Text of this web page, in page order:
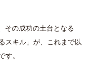
その成功の土台となる
スキル」が、これまで以
す。